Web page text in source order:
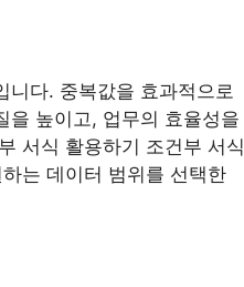
니다. 중복값을 효과적으로
을 높이고, 업무의 효율성을
서식 활용하기 조건부 서식
는 데이터 범위를 선택한